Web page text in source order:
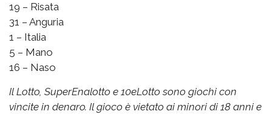
19 – Risata
31 – Anguria
1 – Italia
5 – Mano
16 – Naso
Il Lotto, SuperEnalotto e 10eLotto sono giochi con
vincite in denaro. Il gioco è vietato ai minori di 18 anni e